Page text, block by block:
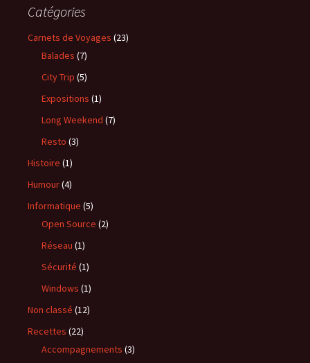
Catégories
Carnets de Voyages (23)
Balades (7)
City Trip (5)
Expositions (1)
Long Weekend (7)
Resto (3)
Histoire (1)
Humour(4)
Informatique (5)
Open Source (2)
Réseau (1)
Sécurité (1)
Windows (1)
Non classé (12)
Recettes (22)
Accompagnements (3)